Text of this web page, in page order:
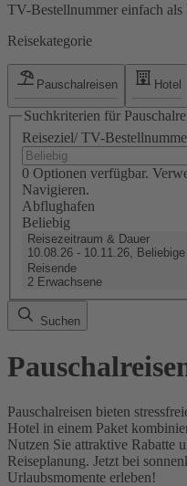
TV-Bestellnummer einfach als
Reisekategorie
Pauschalreisen Hotel
Suchkriterien für
Reiseziel/ TV-
0 Optionen verfügbar.
Navigieren.
Abflughafen
Beliebig
Reisezeitraum & Dauer
10.08.26 - 10.11.26,
Reisende
2 Erwachsene
Suchen
Pauschalreisen bieten
Hotel in einem Paket
Nutzen Sie attraktive Rabatte
Reiseplanung. Jetzt bei
Urlaubsmomente erleben!